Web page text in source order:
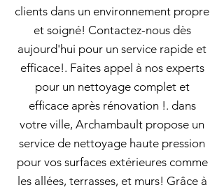
clients dans un environnement propre
et soigné! Contactez-nous dès
aujourd'hui pour un service rapide et
efficace!. Faites appel à nos experts
pour un nettoyage complet et
efficace après rénovation !. dans
votre ville, Archambault propose un
service de nettoyage haute pression
pour vos surfaces extérieures comme
les allées, terrasses, et murs! Grâce à